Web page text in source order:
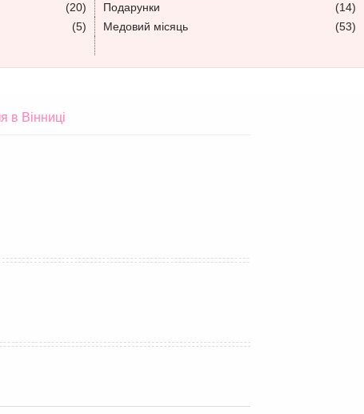
(20) Подарунки
(14)
(5) Медовий місяць
(53)
в Вінниці